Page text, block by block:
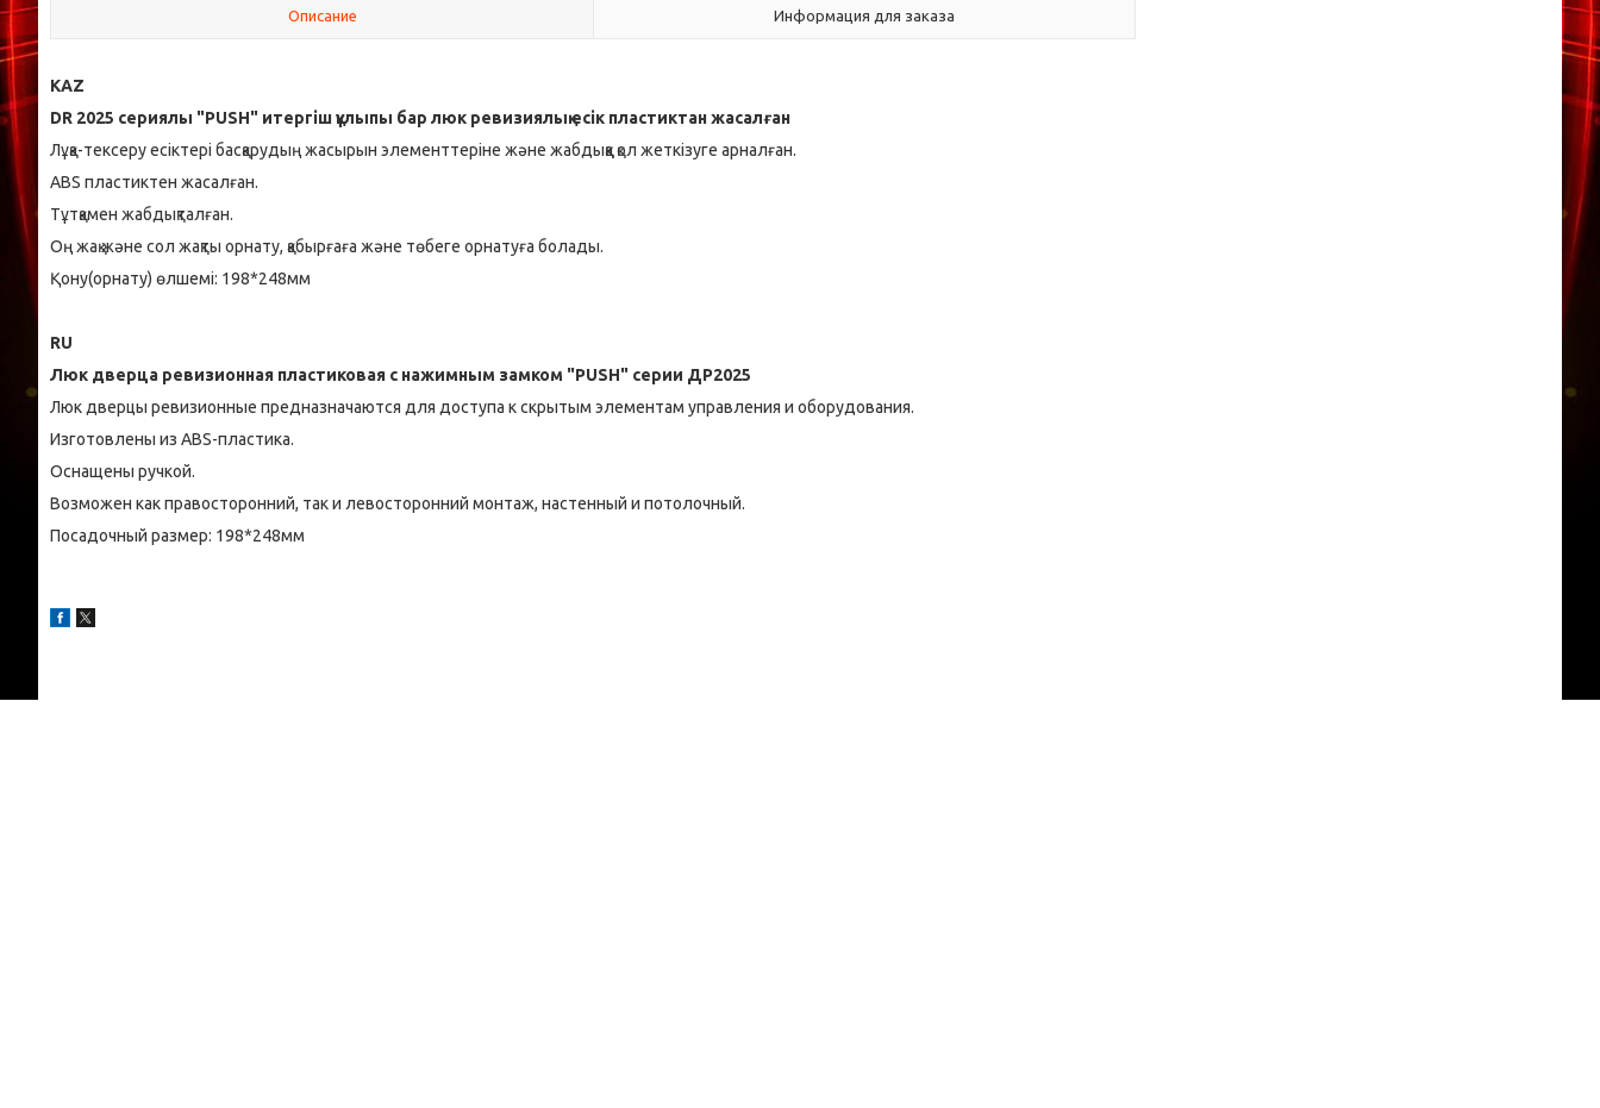
Описание Информация для заказа
KAZ
DR 2025 сериялы "PUSH" итергіш құлыпы бар люк ревизиялық есік пластиктан жасалған
Лұқа-тексеру есіктері басқарудың жасырын элементтеріне және жабдыққа қол жеткізуге арналған.
ABS пластиктен жасалған.
Тұтқамен жабдықталған.
Оң жақ және сол жақты орнату, қабырғаға және төбеге орнатуға болады.
Қону(орнату) өлшемі: 198*248мм
RU
Люк дверца ревизионная пластиковая с нажимным замком "PUSH" серии ДР2025
Люк дверцы ревизионные предназначаются для доступа к скрытым элементам управления и оборудования.
Изготовлены из ABS-пластика.
Оснащены ручкой.
Возможен как правосторонний, так и левосторонний монтаж, настенный и потолочный.
Посадочный размер: 198*248мм